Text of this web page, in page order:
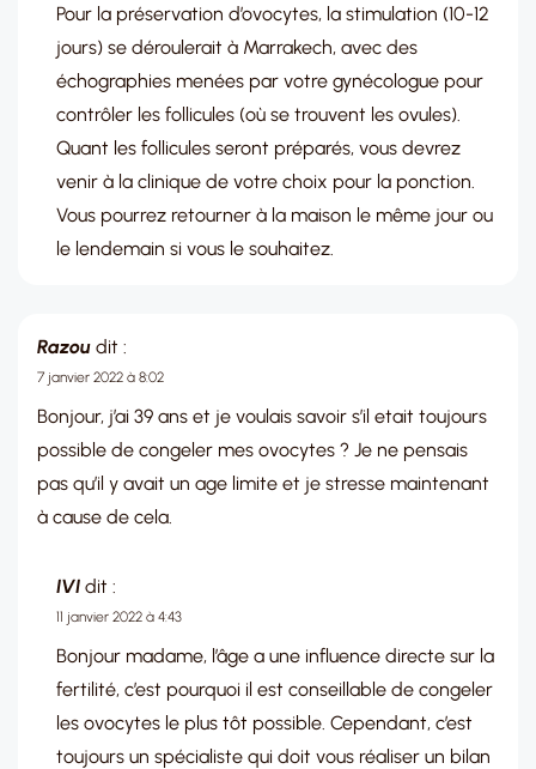
Pour la préservation d’ovocytes, la stimulation (10-12
jours) se déroulerait à Marrakech, avec des
échographies menées par votre gynécologue pour
contrôler les follicules (où se trouvent les ovules).
Quant les follicules seront préparés, vous devrez
venir à la clinique de votre choix pour la ponction.
Vous pourrez retourner à la maison le même jour ou
le lendemain si vous le souhaitez.
Razou dit :
7 janvier 2022 à 8:02
Bonjour, j’ai 39 ans et je voulais savoir s’il etait toujours
possible de congeler mes ovocytes ? Je ne pensais
pas qu’il y avait un age limite et je stresse maintenant
à cause de cela.
IVI dit :
11 janvier 2022 à 4:43
Bonjour madame, l’âge a une influence directe sur la
fertilité, c’est pourquoi il est conseillable de congeler
les ovocytes le plus tôt possible. Cependant, c’est
toujours un spécialiste qui doit vous réaliser un bilan